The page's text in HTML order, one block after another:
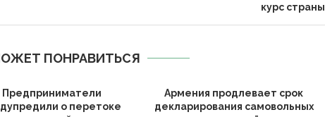
курс страны
ПОНРАВИТЬСЯ
Предприниматели
о перетоке
Армения продлевает срок
декларирования самовольных